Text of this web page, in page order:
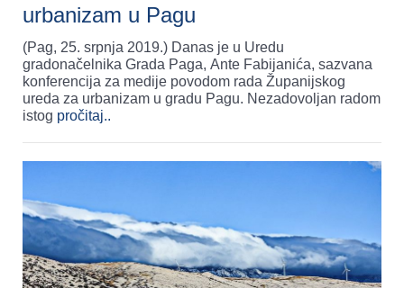
urbanizam u Pagu
(Pag, 25. srpnja 2019.) Danas je u Uredu
gradonačelnika Grada Paga, Ante Fabijanića, sazvana
konferencija za medije povodom rada Županijskog
ureda za urbanizam u gradu Pagu. Nezadovoljan radom
istog pročitaj..